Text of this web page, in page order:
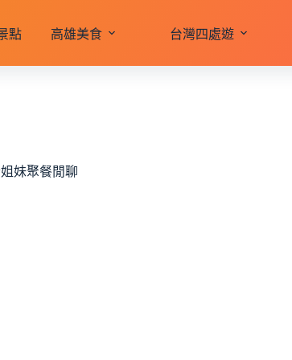
點 高雄美食 台灣四處遊
妹聚餐閒聊